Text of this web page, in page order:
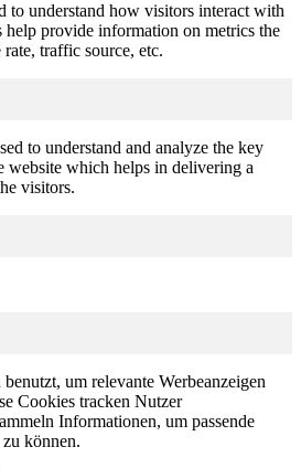
to understand how visitors interact with
help provide information on metrics the
traffic source, etc.
to understand and analyze the key
website which helps in delivering a
visitors.
um relevante Werbeanzeigen
Cookies tracken Nutzer
Informationen, um passende
zu können.